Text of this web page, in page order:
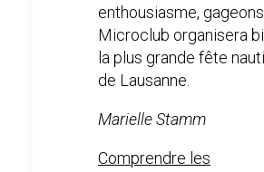
enthousiasme,
Microclub organisera
la plus grande fête
de Lausanne.
Marielle Stamm
Comprendre les